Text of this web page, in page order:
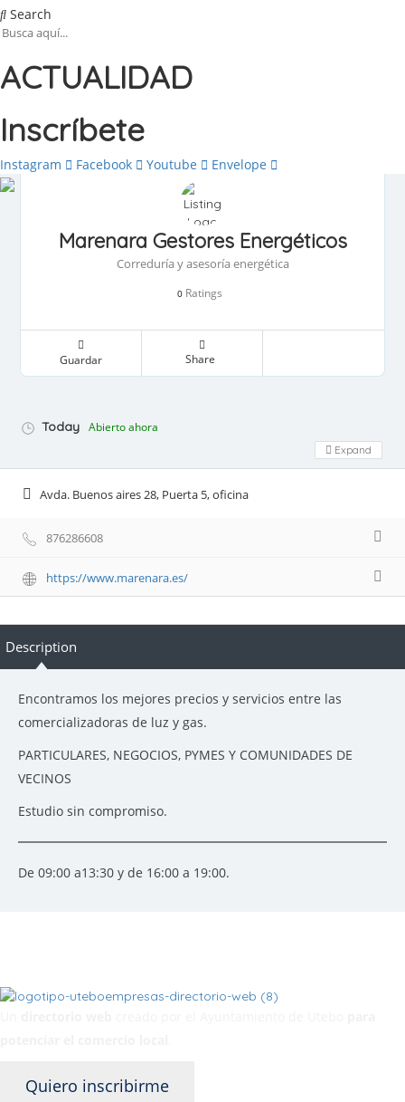
Search
ACTUALIDAD
Inscríbete
Instagram Facebook Youtube Envelope
Marenara Gestores Energéticos
Correduría y asesoría energética
0 Ratings
Guardar Share
Today Abierto ahora
Expand
Avda. Buenos aires 28, Puerta 5, oficina
876286608
https://www.marenara.es/
Description
Encontramos los mejores precios y servicios entre las
comercializadoras de luz y gas.
PARTICULARES, NEGOCIOS, PYMES Y COMUNIDADES DE
VECINOS
Estudio sin compromiso.
De 09:00 a13:30 y de 16:00 a 19:00.
Quiero inscribirme